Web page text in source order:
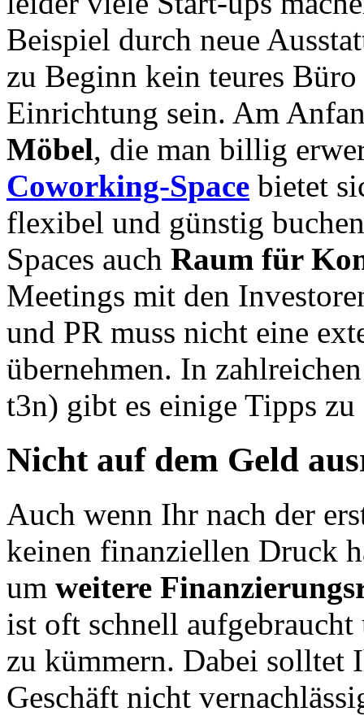
Beispiel durch neue
zu Beginn kein teures
Einrichtung sein. Am
Möbel, die man billig
Coworking-Space bietet
flexibel und günstig
Spaces auch Raum für
Meetings mit den
und PR muss nicht eine
übernehmen. In
t3n) gibt es einige Tipps
Nicht auf dem Geld
Auch wenn Ihr nach der
keinen finanziellen Druck
um weitere
ist oft schnell
zu kümmern. Dabei solltet
Geschäft nicht